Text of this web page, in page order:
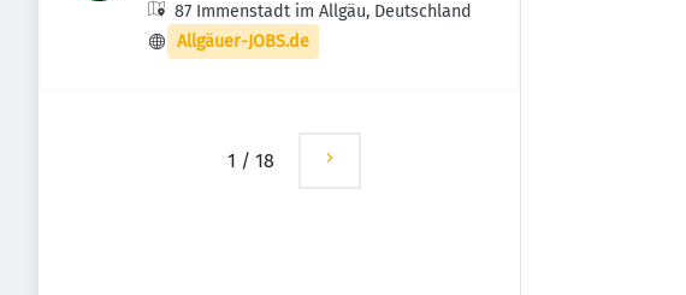
87 Immenstadt im Allgäu, Deutschland
Allgäuer-JOBS.de
1 / 18